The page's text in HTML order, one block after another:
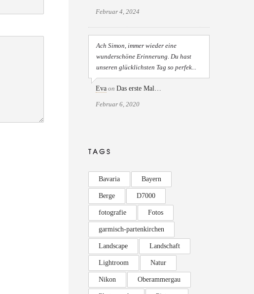
Februar 4, 2024
Ach Simon, immer wieder eine
wunderschöne Erinnerung. Du hast
unseren glücklichsten Tag so perfek...
Eva on Das erste Mal…
Februar 6, 2020
TAGS
Bavaria Bayern
Berge D7000
fotografie Fotos
garmisch-partenkirchen
Landscape Landschaft
Lightroom Natur
Nikon Oberammergau